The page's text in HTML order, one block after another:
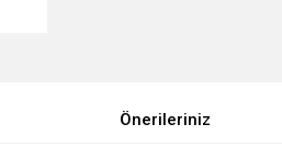
Önerileriniz